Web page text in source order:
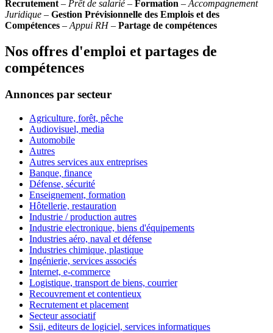
Recrutement – Prêt de salarié– Formation – Accompagnement
Juridique – Gestion Prévisionnelle des Emplois et des
Compétences – Appui RH– Partage de compétences
Nos offres d'emploi et partages de
compétences
Annonces par secteur
Agriculture, forêt, pêche
Audiovisuel, media
Automobile
Autres
Autres services aux entreprises
Banque, finance
Défense, sécurité
Enseignement, formation
Hôtellerie, restauration
Industrie / production autres
Industrie electronique, biens d'équipements
Industries aéro, naval et défense
Industries chimique, plastique
Ingénierie, services associés
Internet, e-commerce
Logistique, transport de biens, courrier
Recouvrement et contentieux
Recrutement et placement
Secteur associatif
Ssii, editeurs de logiciel, services informatiques